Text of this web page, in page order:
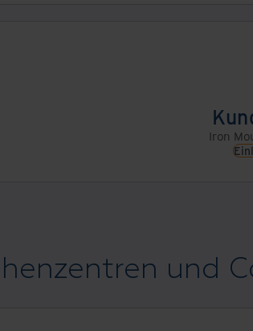
Iron
und